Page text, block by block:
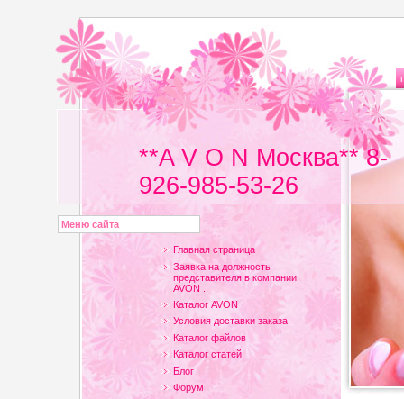
**A V O N Москва** 8-
926-985-53-26
Меню сайта
Главная страница
Заявка на должность
представителя в компании
AVON .
Каталог AVON
Условия доставки заказа
Каталог файлов
Каталог статей
Блог
Форум